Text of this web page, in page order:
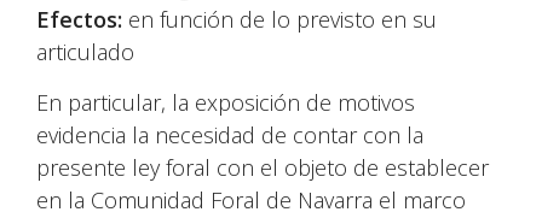
Efectos: en función de lo previsto en su
articulado
En particular, la exposición de motivos
evidencia la necesidad de contar con la
presente ley foral con el objeto de establecer
en la Comunidad Foral de Navarra el marco